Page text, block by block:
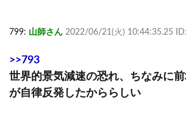
799: 山師さん 2022/06/21(火) 10:44:35.25
>>793
世界的景気減速の恐れ、ちなみに
が自律反発したかららしい